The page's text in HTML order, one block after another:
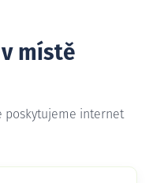
místě
poskytujeme internet